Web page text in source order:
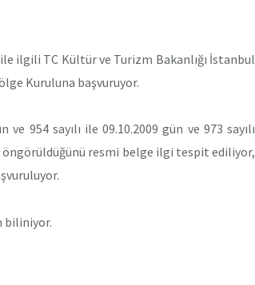
ile ilgili TC Kültür ve Turizm Bakanlığı İstanbul
Kuruluna başvuruyor.
954 sayılı ile 09.10.2009 gün ve 973 sayılı
öngörüldüğünü resmi belge ilgi tespit ediliyor,
biliniyor.